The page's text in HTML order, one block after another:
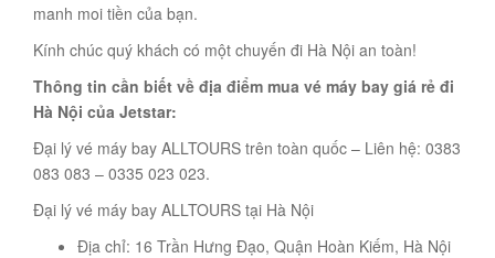
manh moi tiền của bạn.
Kính chúc quý khách có một chuyến đi Hà Nội an toàn!
Thông tin cần biết về địa điểm mua vé máy bay giá rẻ đi
Hà Nội của Jetstar:
Đại lý vé máy bay ALLTOURS trên toàn quốc – Liên hệ: 0383
083 083 – 0335 023 023.
Đại lý vé máy bay ALLTOURS tại Hà Nội
Địa chỉ: 16 Trần Hưng Đạo, Quận Hoàn Kiếm, Hà Nội